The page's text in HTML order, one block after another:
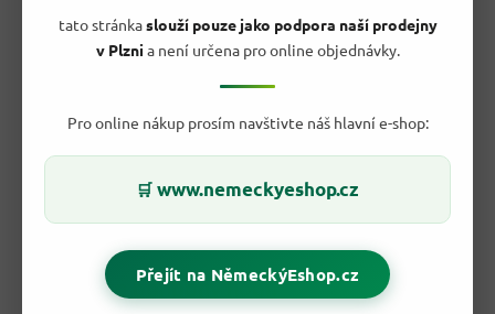
tato stránkaslouží pouze jako podpora naší prodejny
v Plznia není určena pro online objednávky.
Pro online nákup prosím navštivte náš hlavní e-shop:
🛒 www.nemeckyeshop.cz
Přejít na NěmeckýEshop.cz
🧊 Kdy se bonbony hodí?